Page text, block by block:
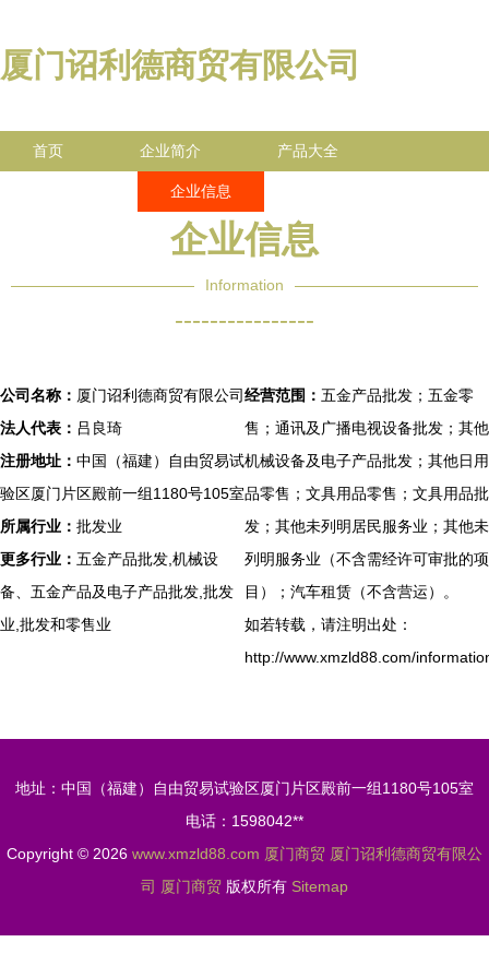
厦门诏利德商贸有限公司
首页 企业简介 产品大全
企业信息
企业信息
Information
----------------
公司名称： 厦门诏利德商贸有限公司
法人代表： 吕良琦
注册地址： 中国（福建）自由贸易试
验区厦门片区殿前一组1180号105室
所属行业： 批发业
更多行业： 五金产品批发,机械设
备、五金产品及电子产品批发,批发
业,批发和零售业
经营范围： 五金产品批发；五金零
售；通讯及广播电视设备批发；其他
机械设备及电子产品批发；其他日用
品零售；文具用品零售；文具用品批
发；其他未列明居民服务业；其他未
列明服务业（不含需经许可审批的项
目）；汽车租赁（不含营运）。
如若转载，请注明出处：
http://www.xmzld88.com/
地址：中国（福建）自由贸易试验区厦门片区殿前一组1180号105室
电话：1598042**
Copyright © 2026 www.xmzld88.com 厦门商贸 厦门诏利德商贸有限公
司 厦门商贸 版权所有 Sitemap